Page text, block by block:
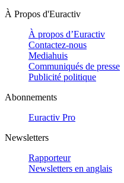
À Propos d'Euractiv
À propos d’Euractiv
Contactez-nous
Mediahuis
Communiqués de presse
Publicité politique
Abonnements
Euractiv Pro
Newsletters
Rapporteur
Newsletters en anglais